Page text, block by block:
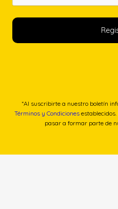
*Al suscribirte a nuestro boletín
Términos y Condiciones
pasar a formar parte de